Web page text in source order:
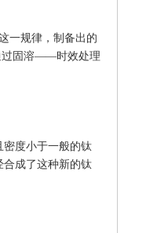
一规律，制备出的
过固溶——时效处理
密度小于一般的钛
合成了这种新的钛